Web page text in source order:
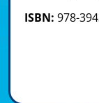
ISBN: 978-